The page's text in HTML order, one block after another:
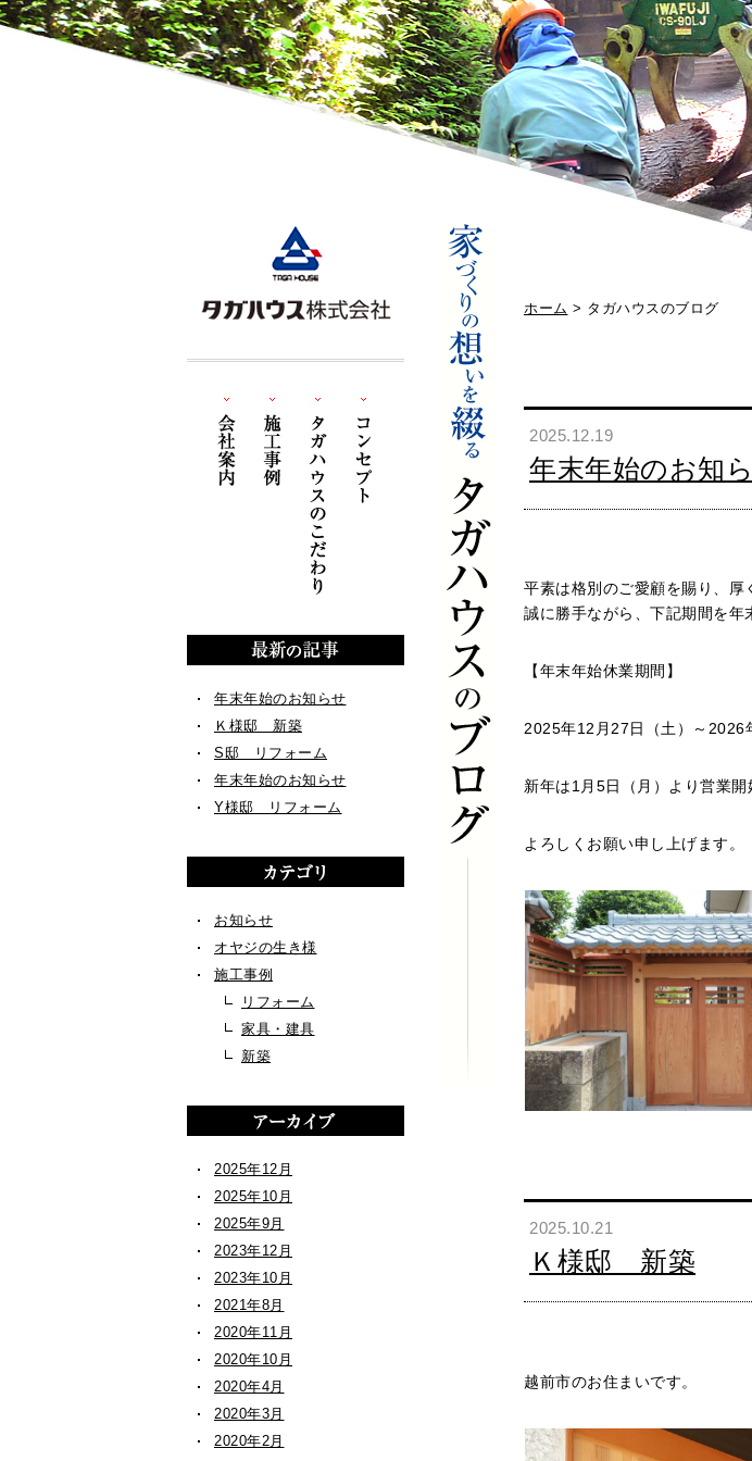
ホーム > タガハウスのブログ
2025.12.19
年末年始のお知
平素は格別のご愛顧を賜り、厚
誠に勝手ながら、下記期間を年
【年末年始休業期間】
2025年12月27日（土）～2026
新年は1月5日（月）より営業開
よろしくお願い申し上げます。
2025.10.21
Ｋ様邸 新築
越前市のお住まいです。
年末年始のお知らせ
Ｋ様邸 新築
S邸 リフォーム
年末年始のお知らせ
Y様邸 リフォーム
お知らせ
オヤジの生き様
施工事例
リフォーム
家具・建具
新築
2025年12月
2025年10月
2025年9月
2023年12月
2023年10月
2021年8月
2020年11月
2020年10月
2020年4月
2020年3月
2020年2月